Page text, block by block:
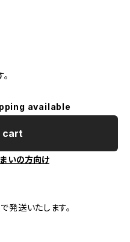
available
cart
いの方向け
発送いたします。